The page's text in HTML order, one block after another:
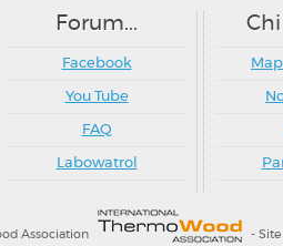
Forum...
Facebook
You Tube
FAQ
Labowatrol
Association -